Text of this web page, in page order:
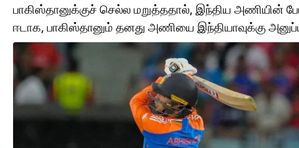
பாகிஸ்தானுக்குச் செல்ல மறுத்ததால், இந்திய அணியின்
ஈடாக, பாகிஸ்தானும் தனது அணியை இந்தியாவுக்கு அனுப்ப